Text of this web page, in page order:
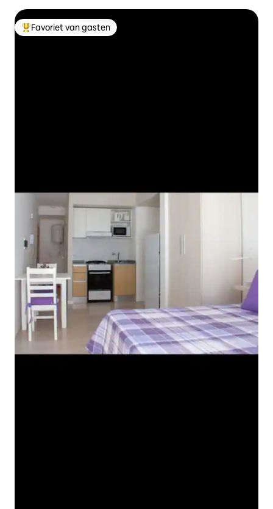
Topfavoriet van gasten
Favoriet van gasten